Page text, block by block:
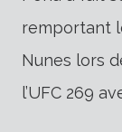
remportant
Nunes lors
l’UFC 269